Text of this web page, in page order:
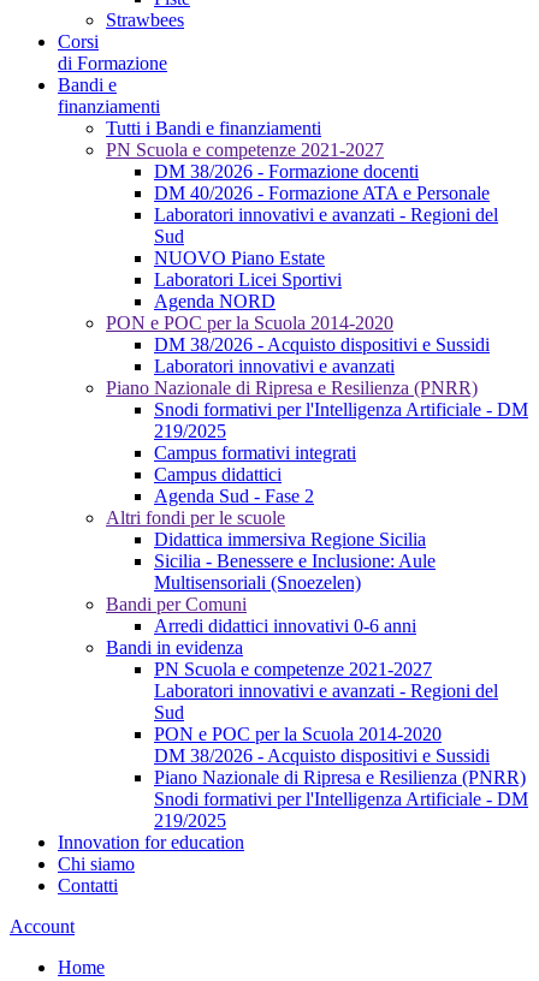
Strawbees
Corsi
di Formazione
Bandi e
finanziamenti
Tutti i Bandi e finanziamenti
PN Scuola e competenze 2021-2027
DM 38/2026 - Formazione docenti
DM 40/2026 - Formazione ATA e Personale
Laboratori innovativi e avanzati - Regioni del
Sud
NUOVO Piano Estate
Laboratori Licei Sportivi
Agenda NORD
PON e POC per la Scuola 2014-2020
DM 38/2026 - Acquisto dispositivi e Sussidi
Laboratori innovativi e avanzati
Piano Nazionale di Ripresa e Resilienza (PNRR)
Snodi formativi per l'Intelligenza Artificiale - DM
219/2025
Campus formativi integrati
Campus didattici
Agenda Sud - Fase 2
Altri fondi per le scuole
Didattica immersiva Regione Sicilia
Sicilia - Benessere e Inclusione: Aule
Multisensoriali (Snoezelen)
Bandi per Comuni
Arredi didattici innovativi 0-6 anni
Bandi in evidenza
PN Scuola e competenze 2021-2027
Laboratori innovativi e avanzati - Regioni del
Sud
PON e POC per la Scuola 2014-2020
DM 38/2026 - Acquisto dispositivi e Sussidi
Piano Nazionale di Ripresa e Resilienza (PNRR)
Snodi formativi per l'Intelligenza Artificiale - DM
219/2025
Innovation for education
Chi siamo
Contatti
Account
Home